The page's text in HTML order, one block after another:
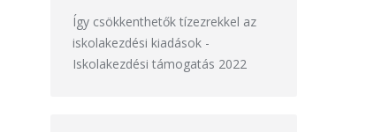
Így csökkenthetők tízezrekkel az
iskolakezdési kiadások-
Iskolakezdési támogatás 2022